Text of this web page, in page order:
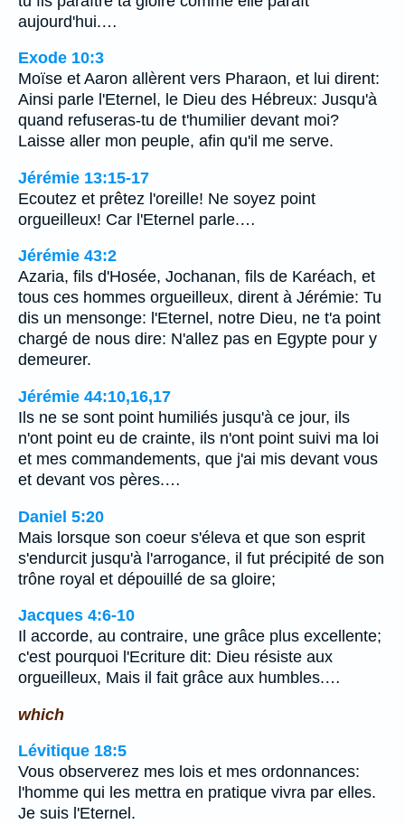
aujourd'hui.…
Exode 10:3
Moïse et Aaron allèrent vers Pharaon, et lui dirent:
Ainsi parle l'Eternel, le Dieu des Hébreux: Jusqu'à
quand refuseras-tu de t'humilier devant moi?
Laisse aller mon peuple, afin qu'il me serve.
Jérémie 13:15-17
Ecoutez et prêtez l'oreille! Ne soyez point
orgueilleux! Car l'Eternel parle.…
Jérémie 43:2
Azaria, fils d'Hosée, Jochanan, fils de Karéach, et
tous ces hommes orgueilleux, dirent à Jérémie: Tu
dis un mensonge: l'Eternel, notre Dieu, ne t'a point
chargé de nous dire: N'allez pas en Egypte pour y
demeurer.
Jérémie 44:10,16,17
Ils ne se sont point humiliés jusqu'à ce jour, ils
n'ont point eu de crainte, ils n'ont point suivi ma loi
et mes commandements, que j'ai mis devant vous
et devant vos pères.…
Daniel 5:20
Mais lorsque son coeur s'éleva et que son esprit
s'endurcit jusqu'à l'arrogance, il fut précipité de son
trône royal et dépouillé de sa gloire;
Jacques 4:6-10
Il accorde, au contraire, une grâce plus excellente;
c'est pourquoi l'Ecriture dit: Dieu résiste aux
orgueilleux, Mais il fait grâce aux humbles.…
which
Lévitique 18:5
Vous observerez mes lois et mes ordonnances:
l'homme qui les mettra en pratique vivra par elles.
Je suis l'Eternel.